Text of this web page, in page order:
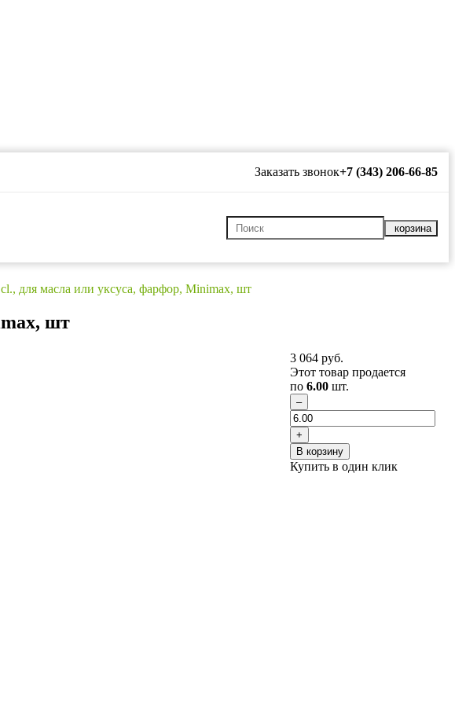
Заказать звонок+7 (343) 206-66-85
корзина
для масла или уксуса, фарфор, Minimax, шт
шт
3 064 руб.
Этот товар продается
по 6.00 шт.
В корзину
Купить в один клик